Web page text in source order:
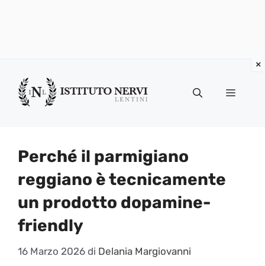
contenuto
Menu
Perché il parmigiano
reggiano è tecnicamente
un prodotto dopamine-
friendly
16 Marzo 2026 di Delania Margiovanni